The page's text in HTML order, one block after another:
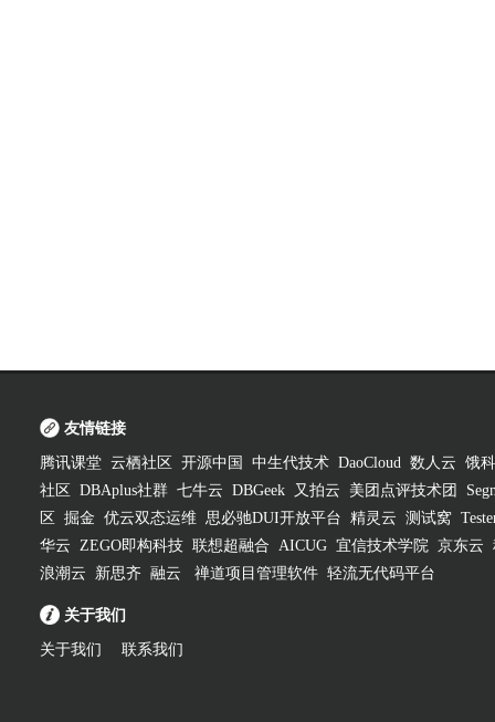
友情链接
腾讯课堂 云栖社区 开源中国 中生代技术 DaoCloud 数人云 饿
社区
DBAplus社群 七牛云 DBGeek 又拍云 美团点评技术团
区
掘金 优云双态运维 思必驰DUI开放平台 精灵云 测试窝
华云 ZEGO即构科技 联想超融合 AICUG 宜信技术学院 京东云
浪潮云
新思齐 融云 禅道项目管理软件 轻流无代码平台
关于我们
关于我们 联系我们